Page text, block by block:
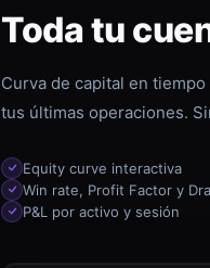
Toda tu
Curva de capital en
tus últimas operaciones.
Equity curve interactiva
Win rate, Profit Factor y
P&L por activo y sesión